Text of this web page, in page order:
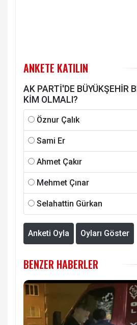
ANKETE KATILIN
AK PARTİ'DE BÜYÜKŞEHİR
KİM OLMALI?
Öznur Çalık
Sami Er
Ahmet Çakır
Mehmet Çınar
Selahattin Gürkan
Anketi Oyla Oyları Göster
BENZER HABERLER